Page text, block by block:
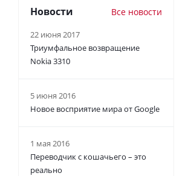
Новости Все новости
22 июня 2017
Триумфальное возвращение
Nokia 3310
5 июня 2016
Новое восприятие мира от Google
1 мая 2016
Переводчик с кошачьего – это
реально